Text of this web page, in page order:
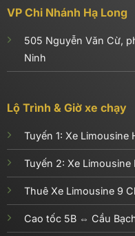
VP Chi Nhánh Hạ Long
505 Nguyễn Văn Cừ,
Ninh
Lộ Trình & Giờ xe chạy
Tuyến 1: Xe Limousine
Tuyến 2: Xe
Thuê Xe Limousine 9
Cao tốc 5B ⇔ Cầu